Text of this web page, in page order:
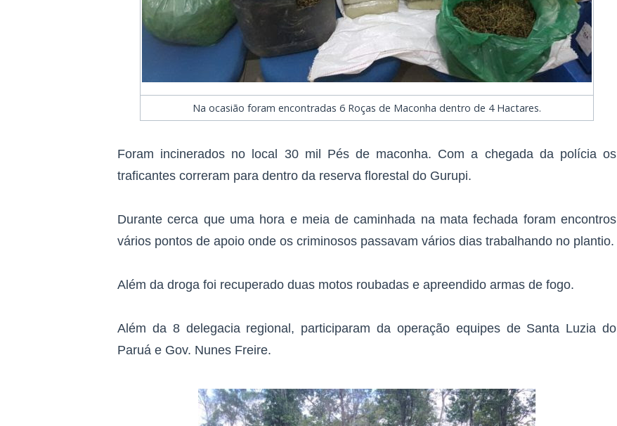
Na ocasião foram encontradas 6 Roças de Maconha dentro de 4 Hactares.
Foram incinerados no local 30 mil Pés de maconha. Com a chegada da polícia os
traficantes correram para dentro da reserva florestal do Gurupi.
Durante cerca que uma hora e meia de caminhada na mata fechada foram encontros
vários pontos de apoio onde os criminosos passavam vários dias trabalhando no plantio.
Além da droga foi recuperado duas motos roubadas e apreendido armas de fogo.
Além da 8 delegacia regional, participaram da operação equipes de Santa Luzia do
Paruá e Gov. Nunes Freire.